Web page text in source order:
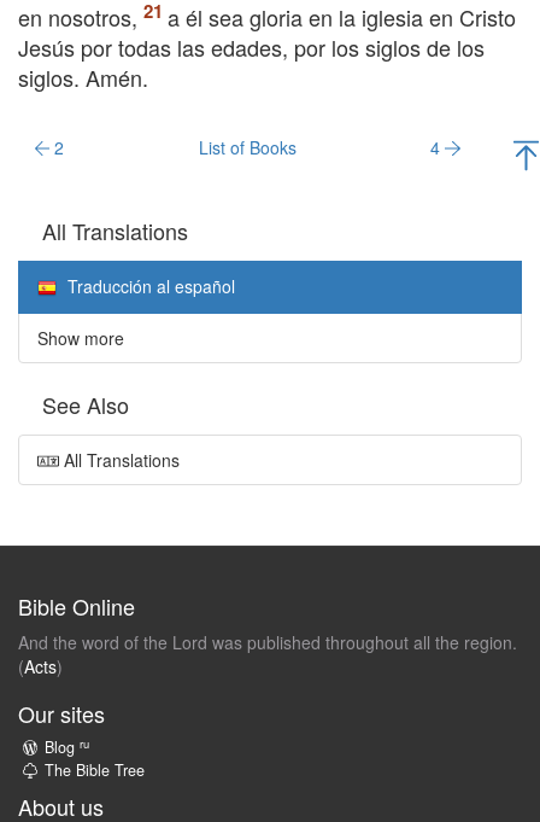
en nosotros,
a él sea gloria en la iglesia en Cristo
Jesús por todas las edades, por los siglos de los
siglos. Amén.
2 List of Books 4
All Translations
Traducción al español
Show more
See Also
All Translations
Bible Online
And the word of the Lord was published throughout all the region.
(Acts)
Our sites
Blog ru
The Bible Tree
About us